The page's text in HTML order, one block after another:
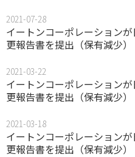
2021-07-28
イートンコーポレーション
更報告書を提出（保有減少）
2021-03-22
イートンコーポレーション
更報告書を提出（保有減少）
2021-03-18
イートンコーポレーション
更報告書を提出（保有減少）